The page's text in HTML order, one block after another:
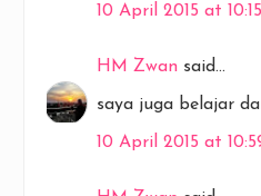
10 April 2015 at 10:15
HM Zwan said...
saya juga belajar
10 April 2015 at